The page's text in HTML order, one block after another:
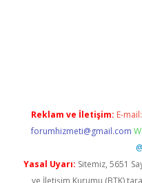
Reklam ve İletişim: E-mail:
forumhizmeti@gmail.com
Yasal Uyarı: Sitemiz, 5651
ve İletişim Kurumu (BTK)